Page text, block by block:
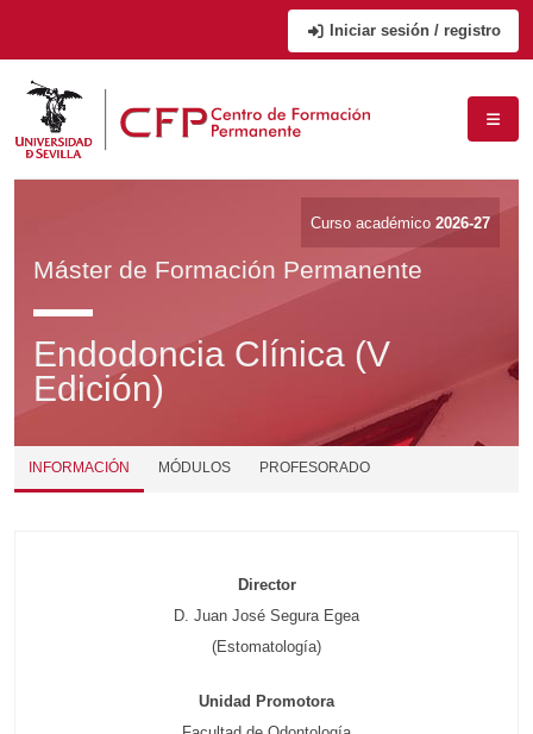
Iniciar sesión / registro
Curso académico 2026-27
Máster de Formación Permanente
Endodoncia Clínica (V
Edición)
INFORMACIÓN MÓDULOS PROFESORADO
Director
D. Juan José Segura Egea
(Estomatología)
Unidad Promotora